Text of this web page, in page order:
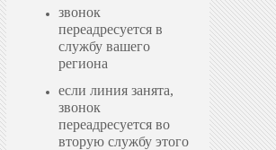
звонок
переадресуется в
службу вашего
региона
если линия занята,
звонок
переадресуется во
вторую службу этого